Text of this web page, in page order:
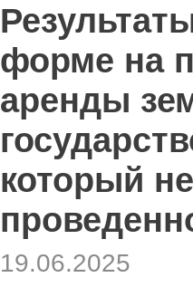
форме на
аренды
который
19.06.2025